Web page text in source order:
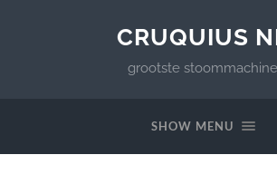
CRUQUIUS
grootste stoommachine
SHOW MENU